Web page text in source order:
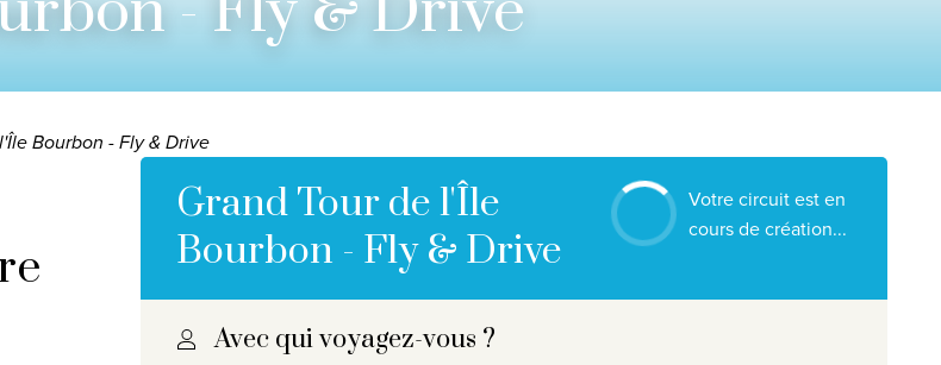
Nos agences de voyage
Liens utiles
Postes vacants
Bourbon - Fly & Drive
Grand Tour de l'Île
Bourbon - Fly & Drive
Votre circuit est en
cours de création...
Avec qui voyagez-vous ?